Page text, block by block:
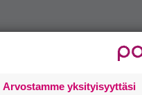
Arvostamme yksityisyyttäsi